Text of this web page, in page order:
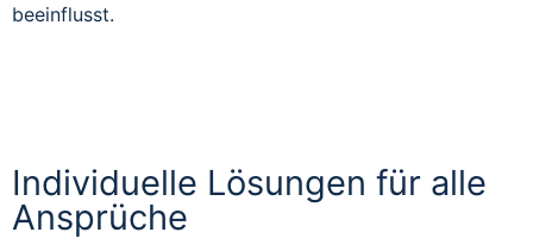
beeinflusst.
Individuelle Lösungen für alle
Ansprüche